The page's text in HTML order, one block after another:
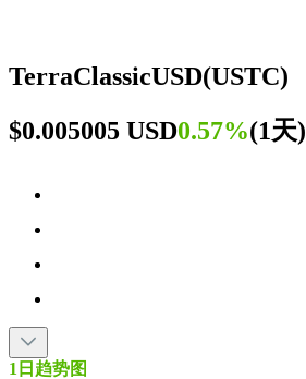
TerraClassicUSD(USTC)
$0.005005 USD0.57%(1天)
1日趋势图